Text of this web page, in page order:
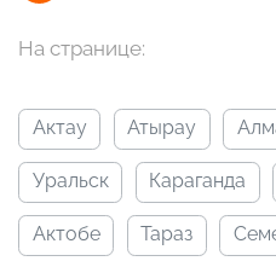
На странице:
актау атырау
уральск караганда
актобе тараз